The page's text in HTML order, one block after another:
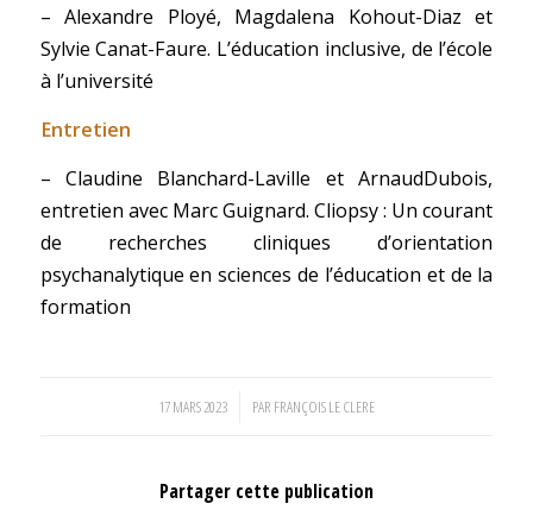
– Alexandre Ployé, Magdalena Kohout-Diaz et
Sylvie Canat-Faure. L’éducation inclusive, de l’école
à l’université
Entretien
– Claudine Blanchard-Laville et ArnaudDubois,
entretien avec Marc Guignard. Cliopsy : Un courant
de recherches cliniques d’orientation
psychanalytique en sciences de l’éducation et de la
formation
17 MARS 2023
/ PAR FRANÇOIS LE CLERE
Partager cette publication